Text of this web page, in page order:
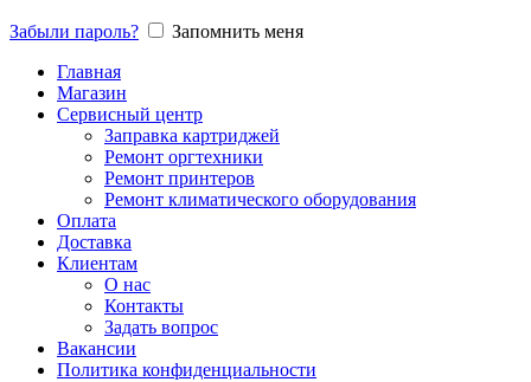
Забыли пароль?
Запомнить меня
Главная
Магазин
Сервисный центр
Заправка картриджей
Ремонт оргтехники
Ремонт принтеров
Ремонт климатического оборудования
Оплата
Доставка
Клиентам
О нас
Контакты
Задать вопрос
Вакансии
Политика конфиденциальности